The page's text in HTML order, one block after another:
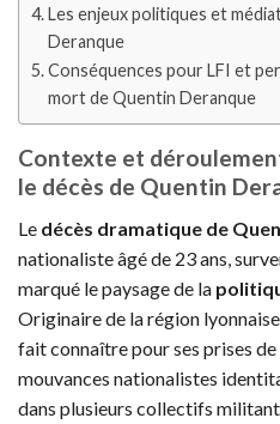
Les enjeux politiques et
Deranque
Conséquences pour LFI et
mort de Quentin Deranque
Contexte et
le décès de Quentin
Le décès dramatique de
nationaliste âgé de 23 ans,
marqué le paysage de la
Originaire de la région
fait connaître pour ses prises
mouvances nationalistes
dans plusieurs collectifs